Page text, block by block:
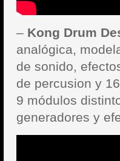
– Kong Drum
analógica,
de sonido,
de percusion y
9 módulos
generadores y